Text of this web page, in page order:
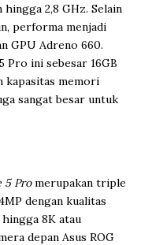
2,8 GHz. Selain
performa menjadi
GPU Adreno 660.
Pro ini sebesar 16GB
kapasitas memori
sangat besar untuk
5 Promerupakan triple
dengan kualitas
8K atau
depan Asus ROG